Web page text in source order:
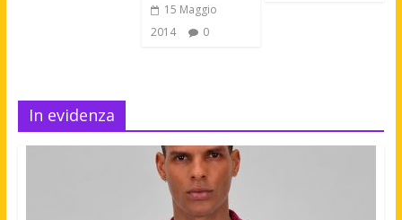
15 Maggio
2014
0
In evidenza